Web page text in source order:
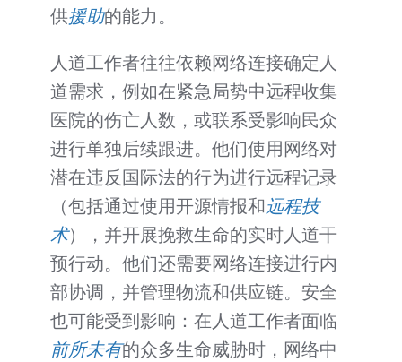
供援助的能力。
人道工作者往往依赖网络连接确定人
道需求，例如在紧急局势中远程收集
医院的伤亡人数，或联系受影响民众
进行单独后续跟进。他们使用网络对
潜在违反国际法的行为进行远程记录
（包括通过使用开源情报和远程技
术），并开展挽救生命的实时人道干
预行动。他们还需要网络连接进行内
部协调，并管理物流和供应链。安全
也可能受到影响：在人道工作者面临
前所未有的众多生命威胁时，网络中